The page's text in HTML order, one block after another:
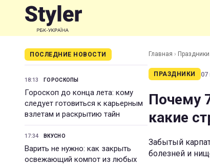
ПОСЛЕДНИЕ НОВОСТИ
18:13 ГОРОСКОПЫ
Гороскоп до конца лета: кому
следует готовиться к карьерным
взлетам и раскрытию тайн
17:34 ВКУСНО
Варить не нужно: как закрыть
освежающий компот из любых
Главная › Праздники
ПРАЗДНИКИ 07
Почему
какие
Забытый
болезней и